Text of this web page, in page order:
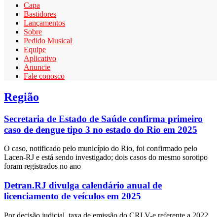
Capa
Bastidores
Lançamentos
Sobre
Pedido Musical
Equipe
Aplicativo
Anuncie
Fale conosco
Região
Secretaria de Estado de Saúde confirma primeiro
caso de dengue tipo 3 no estado do Rio em 2025
O caso, notificado pelo município do Rio, foi confirmado pelo
Lacen-RJ e está sendo investigado; dois casos do mesmo sorotipo
foram registrados no ano
Detran.RJ divulga calendário anual de
licenciamento de veículos em 2025
Por decisão judicial, taxa de emissão do CRLV-e referente a 2022